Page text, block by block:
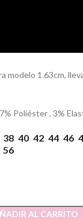
modelo 1.63cm,
Poliéster , 3%
38 40 42 44 46
56
AL CARRITO